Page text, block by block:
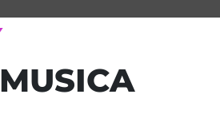
MUSICA